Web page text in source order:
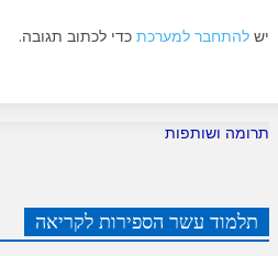
יש להתחבר למערכת כדי לכתוב תגובה.
תרומה ושותפות
תלמוד עשר הספירות לקריאה